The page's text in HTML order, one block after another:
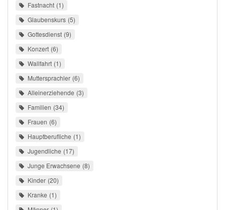
Fastnacht 1
Glaubenskurs 5
Gottesdienst 9
Konzert 6
Wallfahrt 1
Muttersprachler 6
Alleinerziehende 3
Familien 34
Frauen 6
Hauptberufliche 1
Jugendliche 17
Junge Erwachsene 8
Kinder 20
Kranke 1